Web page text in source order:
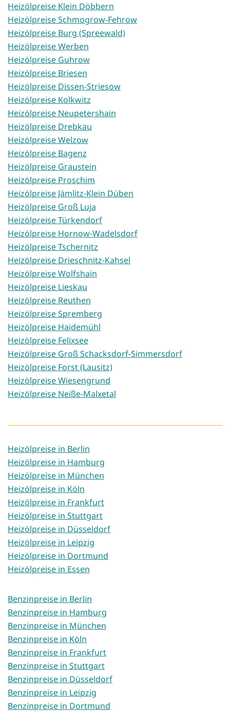
Heizölpreise Klein Döbbern
Heizölpreise Schmogrow-Fehrow
Heizölpreise Burg (Spreewald)
Heizölpreise Werben
Heizölpreise Guhrow
Heizölpreise Briesen
Heizölpreise Dissen-Striesow
Heizölpreise Kolkwitz
Heizölpreise Neupetershain
Heizölpreise Drebkau
Heizölpreise Welzow
Heizölpreise Bagenz
Heizölpreise Graustein
Heizölpreise Proschim
Heizölpreise Jämlitz-Klein Düben
Heizölpreise Groß Luja
Heizölpreise Türkendorf
Heizölpreise Hornow-Wadelsdorf
Heizölpreise Tschernitz
Heizölpreise Drieschnitz-Kahsel
Heizölpreise Wolfshain
Heizölpreise Lieskau
Heizölpreise Reuthen
Heizölpreise Spremberg
Heizölpreise Haidemühl
Heizölpreise Felixsee
Heizölpreise Groß Schacksdorf-Simmersdorf
Heizölpreise Forst (Lausitz)
Heizölpreise Wiesengrund
Heizölpreise Neiße-Malxetal
Heizölpreise in Berlin
Heizölpreise in Hamburg
Heizölpreise in München
Heizölpreise in Köln
Heizölpreise in Frankfurt
Heizölpreise in Stuttgart
Heizölpreise in Düsseldorf
Heizölpreise in Leipzig
Heizölpreise in Dortmund
Heizölpreise in Essen
Benzinpreise in Berlin
Benzinpreise in Hamburg
Benzinpreise in München
Benzinpreise in Köln
Benzinpreise in Frankfurt
Benzinpreise in Stuttgart
Benzinpreise in Düsseldorf
Benzinpreise in Leipzig
Benzinpreise in Dortmund